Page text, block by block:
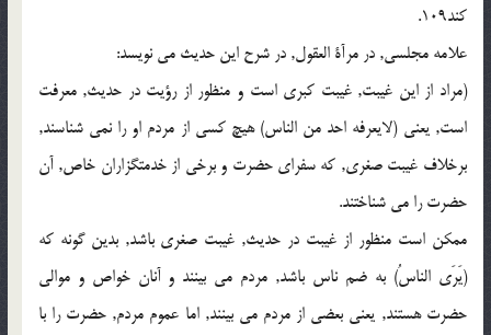
کند109.
علامه مجلسی, در مرآة العقول, در شرح این حدیث می نویسد:
(مراد از این غیبت, غیبت کبری است و منظور از رؤیت در حدیث, معرفت
است, یعنی (لایعرفه احد من الناس) هیچ کسی از مردم او را نمی شناسند,
برخلاف غیبت صغری, که سفرای حضرت و برخی از خدمتگزاران خاص, آن
حضرت را می شناختند.
ممکن است منظور از غیبت در حدیث, غیبت صغری باشد, بدین گونه که
(یَرَی الناسُ) به ضم ناس باشد, مردم می بینند و آنان خواص و موالی
حضرت هستند, یعنی بعضی از مردم می بینند, اما عموم مردم, حضرت را با